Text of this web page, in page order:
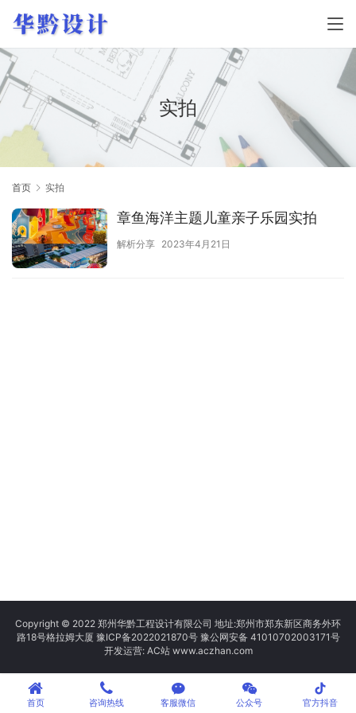
实拍
首页 实拍
章鱼海洋主题儿童亲子乐园实拍
解析分享 2023年4月21日
Copyright © 2022 郑州华黔工程设计有限公司 地址:郑州市郑东新区商务外环
路18号格拉姆大厦 豫ICP备2022021870号 豫公网安备 41010702003171号
开发运营: AC站 www.aczhan.com
首页 咨询热线 客服微信 公众号
tiktok
官方抖音